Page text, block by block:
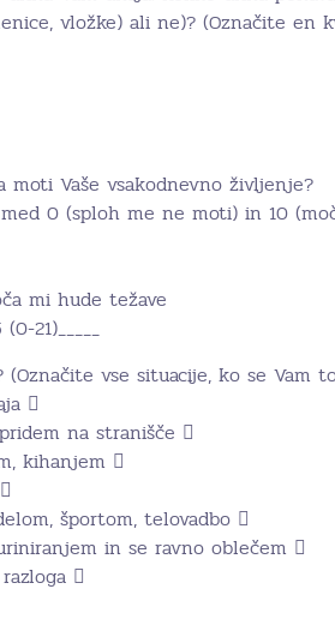
vložke) ali ne)? (Označite en
Vaše vsakodnevno življenje?
0 (sploh me ne moti) in 10
mi hude težave
21)_____
(Označite vse situacije, ko se Vam

na stranišče 
kihanjem 
športom, telovadbo 
in se ravno oblečem 
